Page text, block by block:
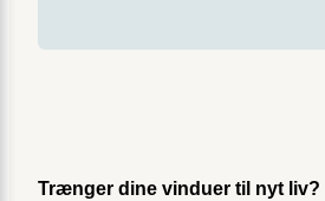
Trænger dine vinduer til nyt liv?